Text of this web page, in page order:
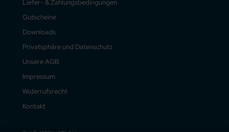
Liefer- & Zahlungsbedingungen
Gutscheine
Downloads
Privatsphäre und Datenschutz
Unsere AGB
Impressum
Widerrufsrecht
Kontakt